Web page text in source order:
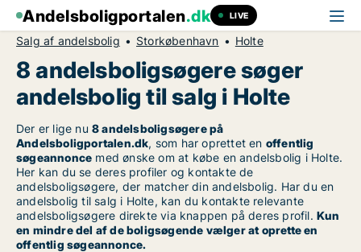
Andelsboligportalen.dk LIVE
Salg af andelsbolig Storkøbenhavn Holte
8 andelsboligsøgere søger
andelsbolig til salg i Holte
Der er lige nu 8 andelsboligsøgere på
Andelsboligportalen.dk, som har oprettet en offentlig
søgeannonce med ønske om at købe en andelsbolig i Holte.
Her kan du se deres profiler og kontakte de
andelsboligsøgere, der matcher din andelsbolig. Har du en
andelsbolig til salg i Holte, kan du kontakte relevante
andelsboligsøgere direkte via knappen på deres profil.Kun
en mindre del af de boligsøgende vælger at oprette en
offentlig søgeannonce.